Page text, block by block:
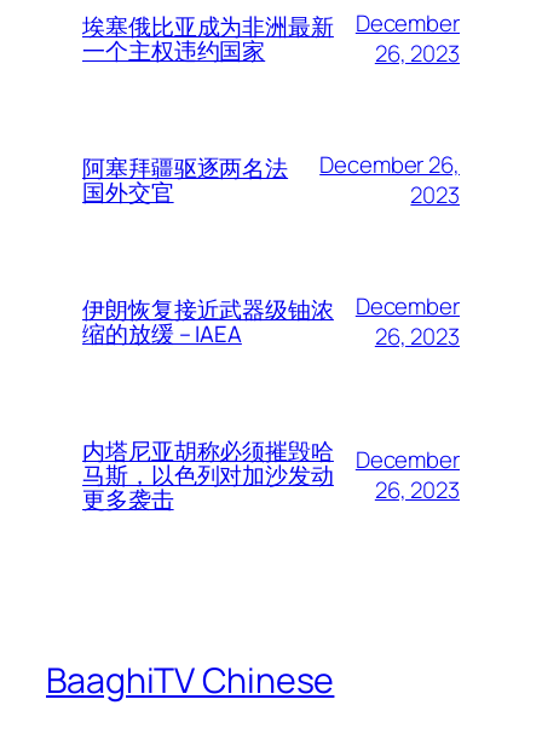
埃塞俄比亚成为非洲最新
一个主权违约国家
December
26, 2023
阿塞拜疆驱逐两名法
国外交官
December 26,
2023
伊朗恢复接近武器级铀浓
缩的放缓 – IAEA
December
26, 2023
内塔尼亚胡称必须摧毁哈
马斯，以色列对加沙发动
更多袭击
December
26, 2023
BaaghiTV Chinese